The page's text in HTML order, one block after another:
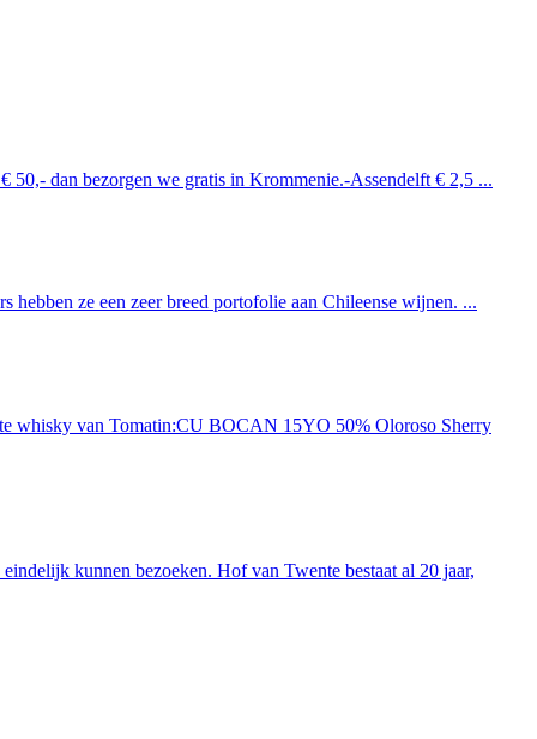
50,- dan bezorgen we gratis in Krommenie.-Assendelft € 2,5 ...
ze een zeer breed portofolie aan Chileense wijnen. ...
whisky van Tomatin:CU BOCAN 15YO 50% Oloroso Sherry
kunnen bezoeken. Hof van Twente bestaat al 20 jaar,